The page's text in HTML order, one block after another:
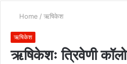
Home / ऋषिकेश
ऋषिकेश
ऋषिकेशः त्रिवेणी